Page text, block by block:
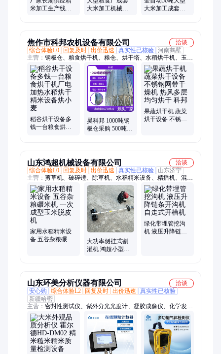
米加工生产线设
大米加工机械设
大米加工成套设
焦作市科邦农机设备有限公司
洽谈
综合体验L0
回复及时 出价迅速 真实性已核验 河南鹤壁
主营： 钢板仓、粮食烘干机、粮仓、烘干塔、水稻烘干机、玉米
烘干机、小麦烘干机、高粱烘干机、稻谷烘干机、多功能烘干
机、立式玉米粮仓、粮仓设备、粮食钢板筒仓、网带式烘干机、
锥底仓、平底仓、中药材烘干机、锯末烘干机、小麦仓、立筒粮
仓、金属筒仓、料塔、粮食钢板仓、玉米烘干塔、饲料生产线
稻谷烘干设备多
钱一台粮食烘干
昊科邦 1000吨钢
板仓采购 500吨储
果蔬烘干机 蔬菜
烘干设备 不锈钢
山东鸿超机械设备有限公司
洽谈
综合体验L0
回复及时 出价迅速 真实性已核验
山东济宁
主营： 剪草机、破碎锤、除草机、水稻精米设备、精播机、混合
机、粉碎机、趟地犁、微耕机、开沟机、鼓式搅拌机、不锈钢搅
拌机、自走式打药机、四轮打药机、链轨微耕机、四驱微耕机、
碎草机、链条开沟机、埋管开沟机、船挂机、马路切割机、软管
吸粮机、自走式装袋机、挂浆机、筛选机
家用水稻精米设
备 五谷杂粮碾米
大功率侧挂式割
灌机 鸿超小型松
绿化带埋管挖沟
机 液压升降链条
山东环美分析仪器有限公司
洽谈
安心购
综合体验L2 回复及时 出价迅速
真实性已核验
新疆哈密
主营： 密封性测试仪、紫外分光光度计、凝胶成像仪、化学发光
成像系统、多参数水质检测仪、COD氨氮总磷测定仪、真菌毒素
检测仪、粮食呕吐毒素检测仪、叶绿素检测仪、密封性检测仪、
光合作用测定仪、红外分光测定仪、生物毒性测定仪、蒸馏仪、
均质器、油液颗粒计数器、光谱测金仪、手持式电波流速仪、全
波长酶标仪、超声波破碎仪、闪点测试仪、凝点倾点测定仪、顶